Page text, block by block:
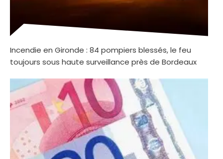
Incendie en Gironde : 84 pompiers blessés, le feu
toujours sous haute surveillance près de Bordeaux